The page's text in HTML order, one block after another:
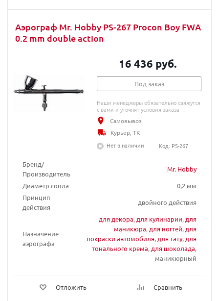
Аэрограф Mr. Hobby PS-267 Procon Boy FWA
0.2 mm double action
Бренд/
Производитель
Mr. Hobby
Диаметр сопла
0,2 мм
Принцип
действия
двойного действия
Назначение
аэрографа
для декора, для кулинарии, для
маникюра, для ногтей, для
покраски автомобиля, для тату, для
тонального крема, для шоколада,
маникюрный
Отложить Сравнить
16 436 руб.
Под заказ
Наши менеджеры обязательно свяжутся
с вами и уточнят условия заказа
Самовывоз
Курьер, ТК
Нет в наличии
Код: PS-267